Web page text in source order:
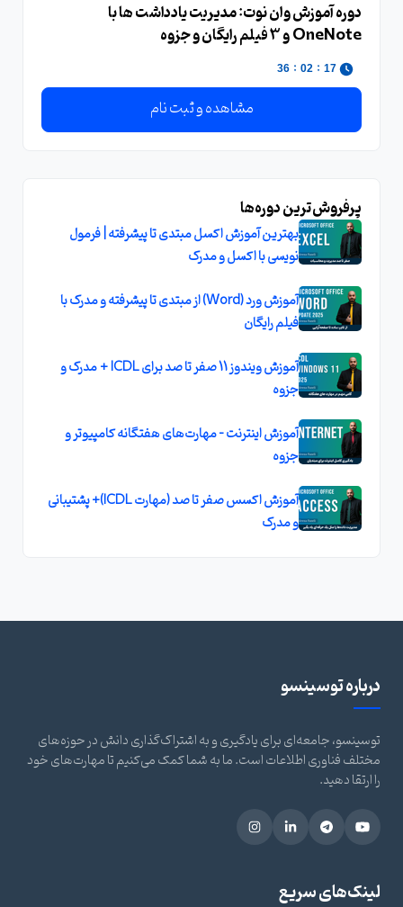
دوره آموزش وان نوت: مدیریت یادداشت ها با
OneNote و 3 فیلم رایگان و جزوه
17
:
02
:
35
مشاهده و ثبت نام
پرفروش‌ترین دوره‌ها
بهترین آموزش اکسل مبتدی تا پیشرفته | فرمول
نویسی با اکسل و مدرک
آموزش ورد (Word) از مبتدی تا پیشرفته و مدرک با
فیلم رایگان
آموزش ویندوز 11 صفر تا صد برای ICDL + مدرک و
جزوه
آموزش اینترنت – مهارت‌های هفتگانه کامپیوتر و
جزوه
آموزش اکسس صفر تا صد (مهارت ICDL)+ پشتیبانی
و مدرک
درباره توسینسو
توسینسو، جامعه‌ای برای یادگیری و به اشتراک‌گذاری دانش در حوزه‌های
مختلف فناوری اطلاعات است. ما به شما کمک می‌کنیم تا مهارت‌های خود
را ارتقا دهید.
لینک‌های سریع